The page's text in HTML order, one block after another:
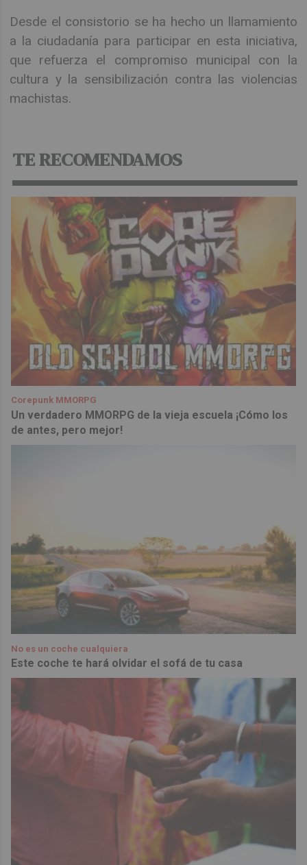
Desde el consistorio se ha hecho un llamamiento
a la ciudadanía para participar en esta iniciativa,
que refuerza el compromiso municipal con la
cultura y la sensibilización contra las violencias
machistas.
TE RECOMENDAMOS
Corepunk MMORPG
Un verdadero MMORPG de la vieja escuela ¡Cómo los
de antes, pero mejor!
No es un coche cualquiera
Este coche te hará olvidar el sofá de tu casa